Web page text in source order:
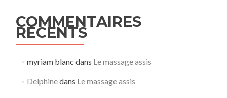
COMMENTAIRES
RÉCENTS
myriam blanc dans Le massage assis
Delphinedans Le massage assis